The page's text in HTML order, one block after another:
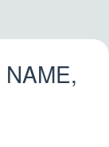
NAME,